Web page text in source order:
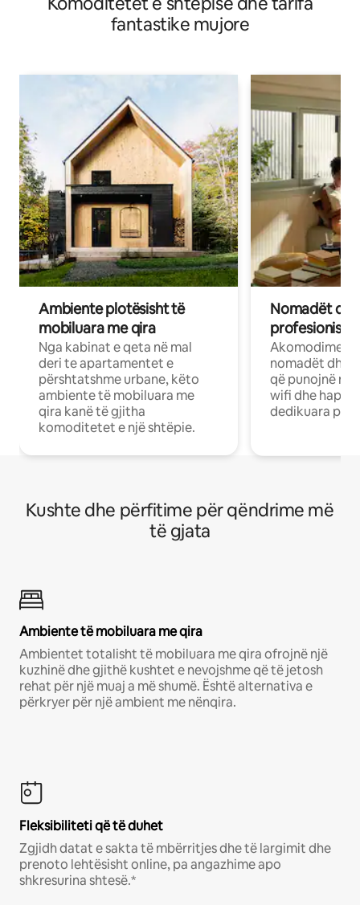
fantastike mujore
Ambiente plotësisht të
mobiluara me qira
Nga kabinat e qeta në mal
deri te apartamentet e
përshtatshme urbane, këto
ambiente të mobiluara me
qira kanë të gjitha
komoditetet e një shtëpie.
Nomadët
Akomodime
nomadët dhe
që punojnë në
wifi dhe
dedikuara
Kushte dhe përfitime për qëndrime më
të gjata
Ambiente të mobiluara me qira
Ambientet totalisht të mobiluara me qira ofrojnë një
kuzhinë dhe gjithë kushtet e nevojshme që të jetosh
rehat për një muaj a më shumë. Është alternativa e
përkryer për një ambient me nënqira.
Fleksibiliteti që të duhet
Zgjidh datat e sakta të mbërritjes dhe të largimit dhe
prenoto lehtësisht online, pa angazhime apo
shkresurina shtesë.*